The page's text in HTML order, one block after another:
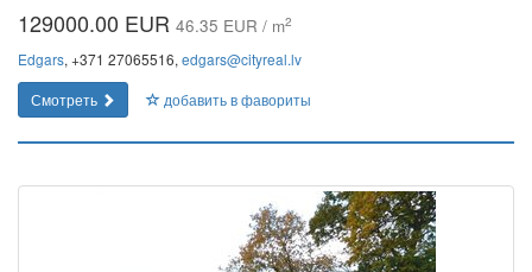
129000.00 EUR 46.35 EUR / m2
Edgars, +371 27065516, edgars@cityreal.lv
Смотреть
добавить в фавориты